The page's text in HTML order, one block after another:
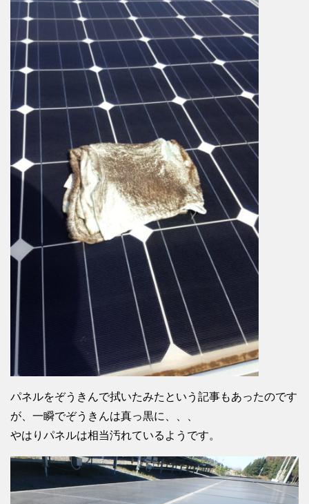
パネルをぞうきんで拭いたみたという記事もあったのです
が、一瞬でぞうきんは真っ黒に、、、
やはりパネルは相当汚れているようです。